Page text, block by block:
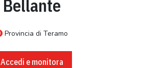
Bellante
Provincia di Teramo
Accedi e monitora